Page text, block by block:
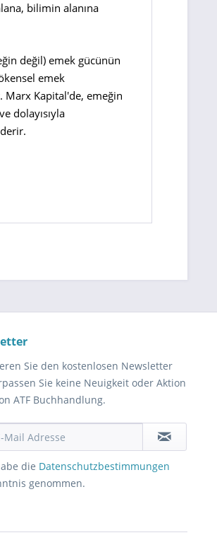
bilimin alanına
değil) emek gücünün
emek
Kapital'de, emeğin
dolayısıyla
Sie den kostenlosen Newsletter
Sie keine Neuigkeit oder Aktion
ATF Buchhandlung.
die Datenschutzbestimmungen
genommen.